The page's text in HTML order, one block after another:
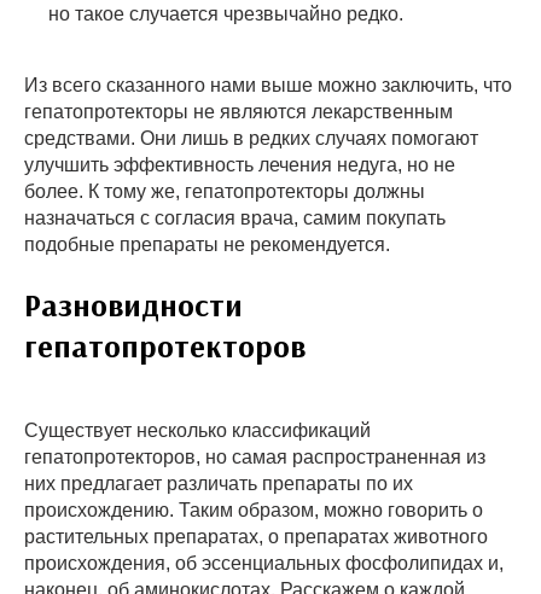
но такое случается чрезвычайно редко.
Из всего сказанного нами выше можно заключить, что
гепатопротекторы не являются лекарственным
средствами. Они лишь в редких случаях помогают
улучшить эффективность лечения недуга, но не
более. К тому же, гепатопротекторы должны
назначаться с согласия врача, самим покупать
подобные препараты не рекомендуется.
Разновидности
гепатопротекторов
Существует несколько классификаций
гепатопротекторов, но самая распространенная из
них предлагает различать препараты по их
происхождению. Таким образом, можно говорить о
растительных препаратах, о препаратах животного
происхождения, об эссенциальных фосфолипидах и,